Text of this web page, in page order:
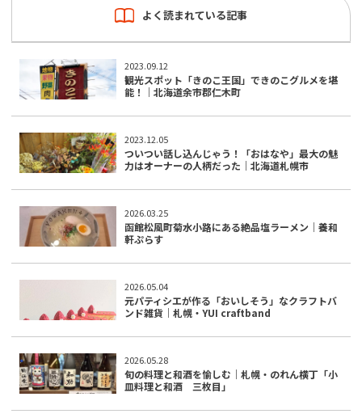
よく読まれている記事
2023.09.12
観光スポット「きのこ王国」できのこグルメを堪
能！｜北海道余市郡仁木町
2023.12.05
ついつい話し込んじゃう！「おはなや」最大の魅
力はオーナーの人柄だった｜北海道札幌市
2026.03.25
函館松風町菊水小路にある絶品塩ラーメン｜養和
軒ぷらす
2026.05.04
元パティシエが作る「おいしそう」なクラフトバ
ンド雑貨｜札幌・YUI craftband
2026.05.28
旬の料理と和酒を愉しむ｜札幌・のれん横丁「小
皿料理と和酒 三枚目」